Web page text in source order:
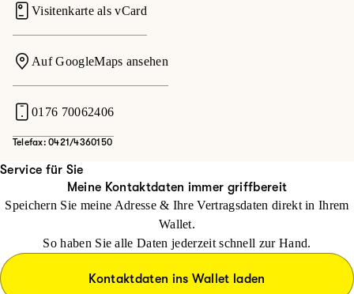
Visitenkarte als vCard
Auf GoogleMaps ansehen
0176 70062406
Telefax: 0421/4360150
Service für Sie
Meine Kontaktdaten immer griffbereit
Speichern Sie meine Adresse & Ihre Vertragsdaten direkt in Ihrem
Wallet.
So haben Sie alle Daten jederzeit schnell zur Hand.
Kontaktdaten ins Wallet laden